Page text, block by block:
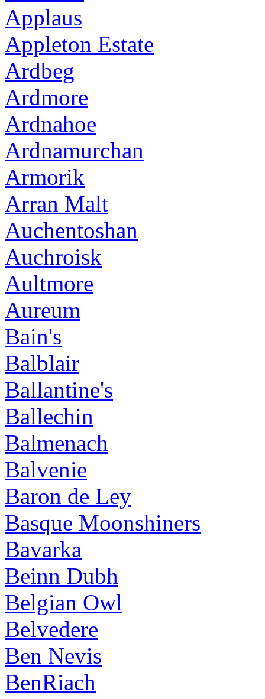
Applaus
Appleton Estate
Ardbeg
Ardmore
Ardnahoe
Ardnamurchan
Armorik
Arran Malt
Auchentoshan
Auchroisk
Aultmore
Aureum
Bain's
Balblair
Ballantine's
Ballechin
Balmenach
Balvenie
Baron de Ley
Basque Moonshiners
Bavarka
Beinn Dubh
Belgian Owl
Belvedere
Ben Nevis
BenRiach